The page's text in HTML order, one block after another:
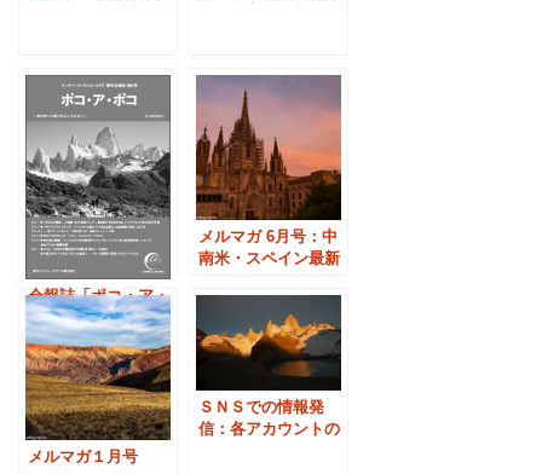
会報誌「ポコ・ア・
ポコ ４月号」目次
-4/6発行
メルマガ 6月号：中
南米・スペイン最新
メルマガ１月号
ＳＮＳでの情報発
信：各アカウントの